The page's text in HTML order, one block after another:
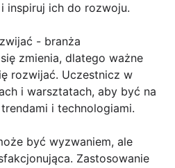
inspiruj ich do rozwoju.
- branża
zmienia, dlatego ważne
rozwijać. Uczestnicz w
i warsztatach, aby być na
i technologiami.
być wyzwaniem, ale
Zastosowanie